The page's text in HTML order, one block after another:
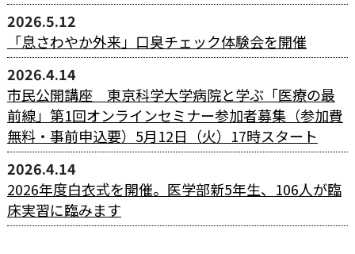
2026.5.12
「息さわやか外来」口臭チェック体験会を開催
2026.4.14
市民公開講座 東京科学大学病院と学ぶ「医療の最
前線」第1回オンラインセミナー参加者募集（参加費
無料・事前申込要）5月12日（火）17時スタート
2026.4.14
2026年度白衣式を開催。医学部新5年生、106人が臨
床実習に臨みます